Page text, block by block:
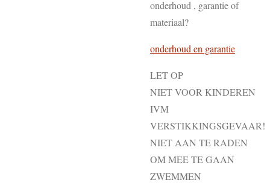
onderhoud , garantie of
materiaal?
onderhoud en garantie
LET OP
NIET VOOR KINDEREN
IVM
VERSTIKKINGSGEVAAR!
NIET AAN TE RADEN
OM MEE TE GAAN
ZWEMMEN